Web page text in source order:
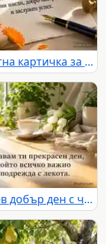
Елегантна картичка за добър ден с кафе, цветя и топла следобедна светлина
Слънчев добър ден с чай, бели лалета и топъл български надпис